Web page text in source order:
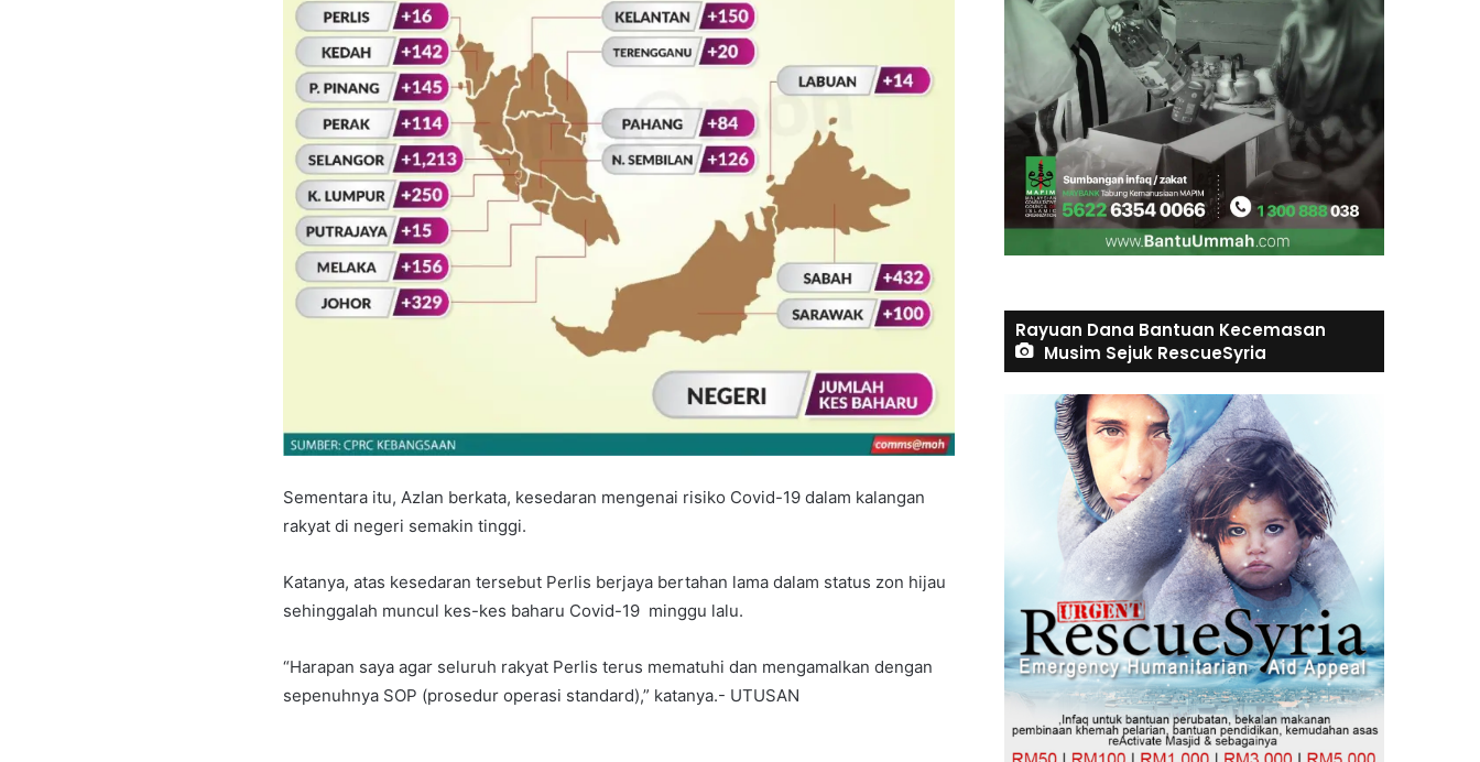
Sementara itu, Azlan berkata, kesedaran mengenai risiko Covid-19 dalam kalangan
rakyat di negeri semakin tinggi.
Katanya, atas kesedaran tersebut Perlis berjaya bertahan lama dalam status zon hijau
sehinggalah muncul kes-kes baharu Covid-19 minggu lalu.
“Harapan saya agar seluruh rakyat Perlis terus mematuhi dan mengamalkan dengan
sepenuhnya SOP (prosedur operasi standard),” katanya.- UTUSAN
Rayuan Dana Bantuan Kecemasan
Musim Sejuk RescueSyria